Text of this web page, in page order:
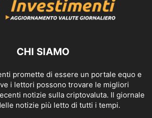
CHI SIAMO
promette di essere un portale equo e
i lettori possono trovare le migliori
notizie sulla criptovaluta. Il giornale
notizie più letto di tutti i tempi.